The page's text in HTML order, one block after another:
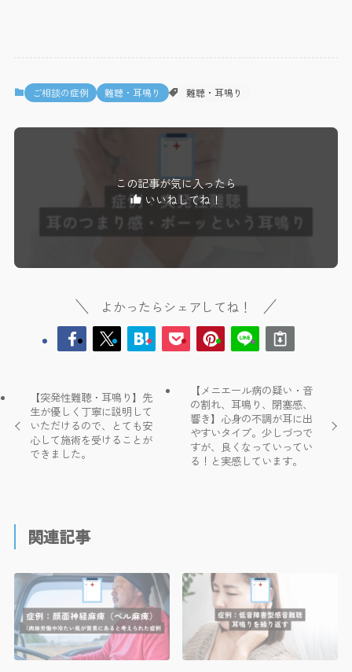
ご相談の症例 難聴・耳鳴り 難聴・耳鳴り
この記事が気に入ったら
いいねしてね！
よかったらシェアしてね！
【突発性難聴・耳鳴り】先
生が優しく丁寧に説明して
いただけるので、とても安
心して施術を受けることが
できました。
【メニエール病の疑い・音
の割れ、耳鳴り、閉塞感、
響き】心身の不調が耳に出
やすいタイプ。少しづつで
すが、良くなっていってい
る！と実感しています。
関連記事